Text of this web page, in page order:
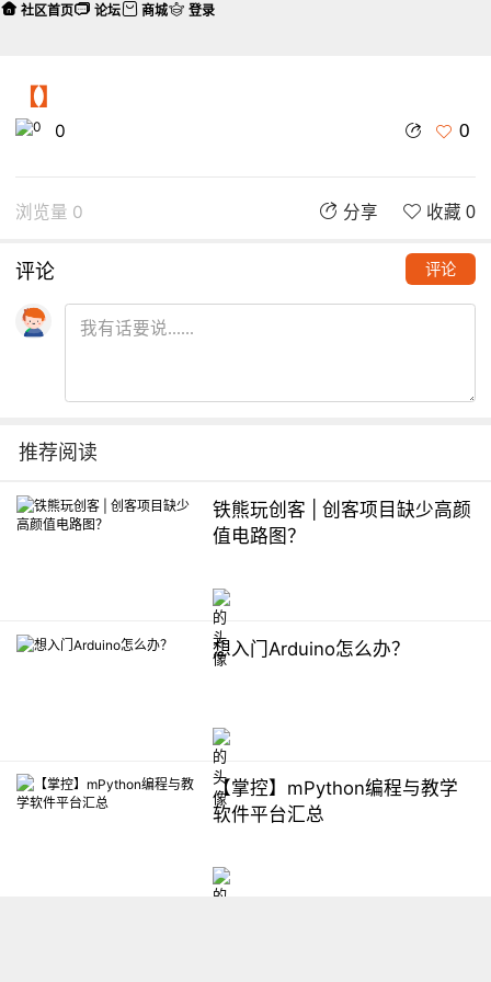
【】
0 0
浏览量 0 分享 收藏 0
评论 评论
推荐阅读
铁熊玩创客 | 创客项目缺少高颜
值电路图？
想入门Arduino怎么办？
【掌控】mPython编程与教学
软件平台汇总
社区首页 论坛 商城 登录